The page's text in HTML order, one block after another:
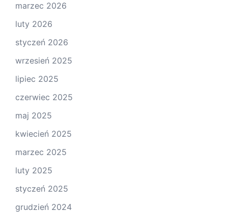
marzec 2026
luty 2026
styczeń 2026
wrzesień 2025
lipiec 2025
czerwiec 2025
maj 2025
kwiecień 2025
marzec 2025
luty 2025
styczeń 2025
grudzień 2024